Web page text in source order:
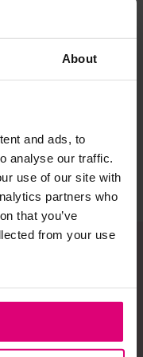
About
and ads, to
analyse our traffic.
use of our site with
partners who
that you’ve
from your use
met een passend
uit.
Dit
handdoek.
en scheer het
tegen de hitte
Ook in veel
onze